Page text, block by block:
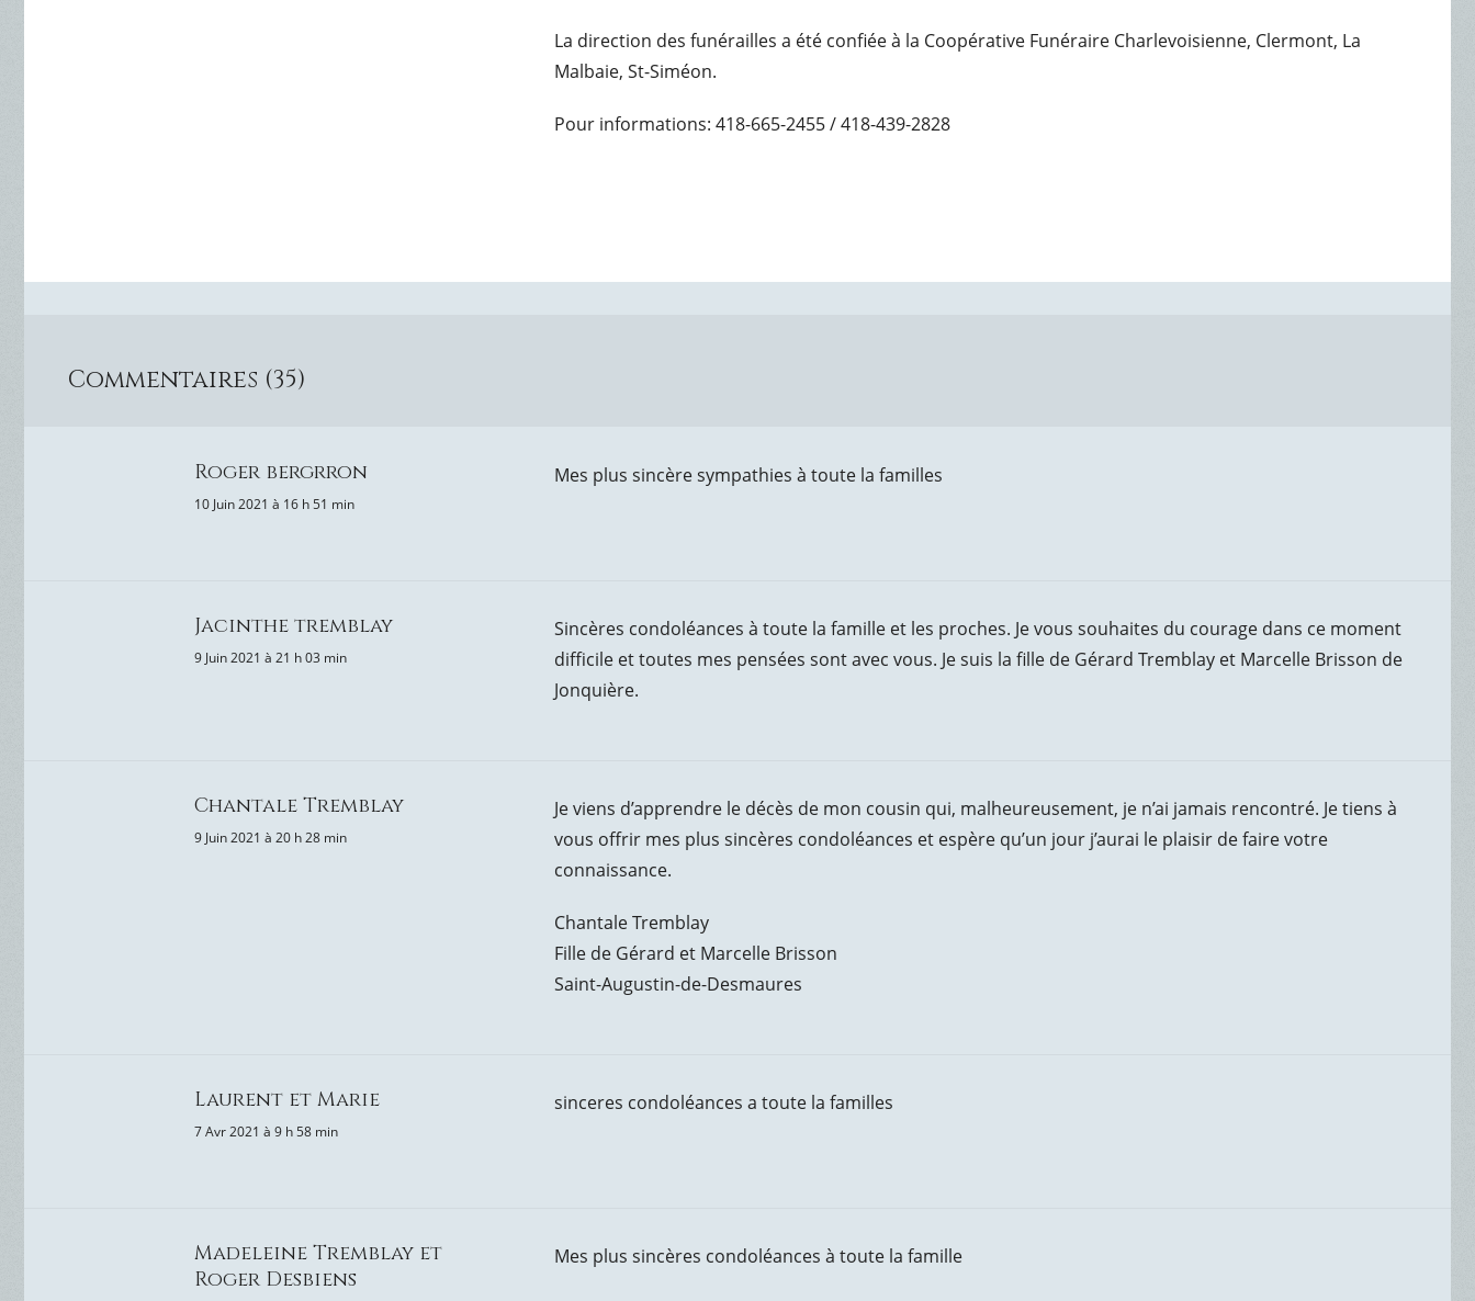
La direction des funérailles a été confiée à la Coopérative Funéraire Charlevoisienne, Clermont, La
Malbaie, St-Siméon.
Pour informations: 418-665-2455 / 418-439-2828
Commentaires (35)
Roger bergrron
10 Juin 2021 à 16 h 51 min
Mes plus sincère sympathies à toute la familles
Jacinthe tremblay
9 Juin 2021 à 21 h 03 min
Sincères condoléances à toute la famille et les proches. Je vous souhaites du courage dans ce moment
difficile et toutes mes pensées sont avec vous. Je suis la fille de Gérard Tremblay et Marcelle Brisson de
Jonquière.
Chantale Tremblay
9 Juin 2021 à 20 h 28 min
Je viens d’apprendre le décès de mon cousin qui, malheureusement, je n’ai jamais rencontré. Je tiens à
vous offrir mes plus sincères condoléances et espère qu’un jour j’aurai le plaisir de faire votre
connaissance.
Chantale Tremblay
Fille de Gérard et Marcelle Brisson
Saint-Augustin-de-Desmaures
Laurent et Marie
7 Avr 2021 à 9 h 58 min
sinceres condoléances a toute la familles
Madeleine Tremblay et
Roger Desbiens
Mes plus sincères condoléances à toute la famille